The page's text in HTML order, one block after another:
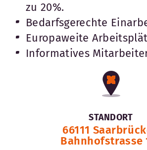
zu 20%.
Bedarfsgerechte
Europaweite
Informatives
STANDORT
66111
Bahnhofstrasse